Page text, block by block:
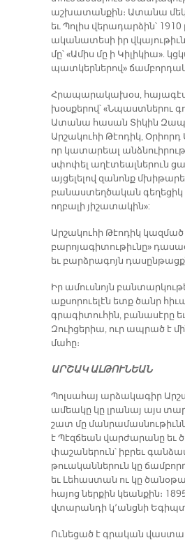
աշխատանքին։ Ատանա
եւ Պոլիս վերադարձին՝
ականատեսի իր
մը՝ «Ամիս մը ի Կիլիկիա».
պատկերներով»
Հրապարակախօս,
խօսքերով՝ «Նպաստներու
Ատանա հասան Տիկին
Արշակուհի Թէոդիկ,
որ կատարեալ
սփոփել աղէտեալներուն
այցելելով զանոնք
բանաստեղծական գեղեցիկ
ողբալի յիշատակին»:
Արշակուհի Թէոդիկ կազմած
բարոյագիտութիւնը»
եւ բարձրագոյն
Իր ամուսնոյն
աքսորուելէն ետք ծանր
գրագիտուհին, բանասէրը
Զուիցերիա, ուր ապրած է
մահը։
ԱՐՇԱԿ ԱԼԹՈՒՆԵԱՆ
Պոլսահայ արձակագիր
ամեակը կը լրանայ այս
շատ մը
է Պէզճեան վարժարանը եւ
փաշաներուն՝ իբրեւ
թուականներուն կը
եւ Լեհաստան ու կը
հայոց ներքին կեանքին։
վտարանդի կ՚անցնի
Ունեցած է գրական